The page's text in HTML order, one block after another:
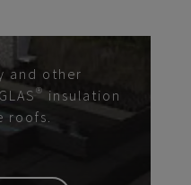
and other
insulation